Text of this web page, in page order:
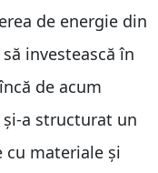
de energie din
investească în
de acum
a structurat un
cu materiale și